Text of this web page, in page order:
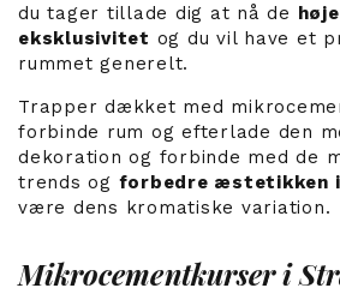
du tager tillade dig at nå de
eksklusivitet og du vil have et
rummet generelt.
Trapper dækket med
forbinde rum og efterlade den
dekoration og forbinde med de
trends og forbedre æstetikken
være dens kromatiske variation.
Mikrocementkurser i